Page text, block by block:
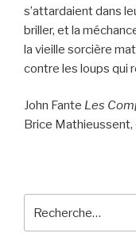
s’attardaient dans
briller, et la
la vieille sorcière
contre les loups qui
John Fante Les
Brice Mathieussent,
pour